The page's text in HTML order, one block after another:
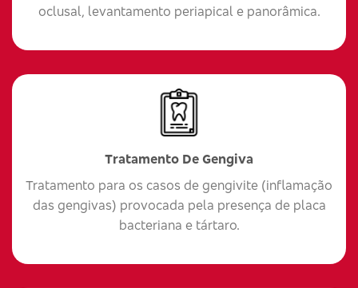
oclusal, levantamento periapical e panorâmica.
Tratamento De Gengiva
Tratamento para os casos de gengivite (inflamação
das gengivas) provocada pela presença de placa
bacteriana e tártaro.